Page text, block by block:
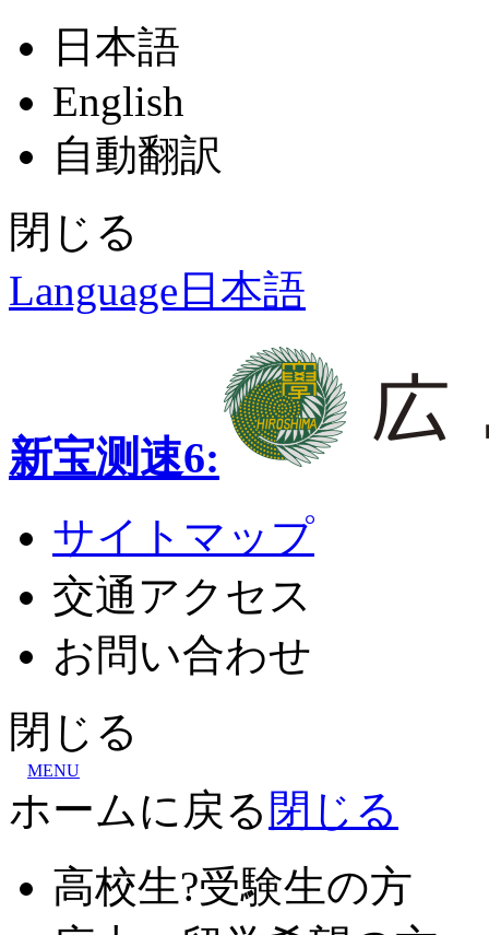
日本語
English
自動翻訳
閉じる
Language 日本語
新宝测速6:
サイトマップ
交通 アクセス
お問い合わせ
閉じる
MENU
ホームに戻る 閉じる
高校生?受験生の方